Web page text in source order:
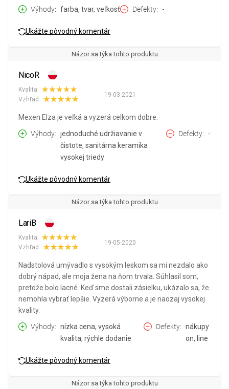
Výhody
farba, tvar, veľkosť Defekty -
Ukážte pôvodný komentár
Názor sa týka tohto produktu
NicoR
19-03-2021
Kvalita:
Vzhľad:
Mexen Elza je veľká a vyzerá celkom dobre.
Výhody
jednoduché udržiavanie v
čistote, sanitárna keramika
vysokej triedy
Defekty -
Ukážte pôvodný komentár
Názor sa týka tohto produktu
LariB
19-05-2020
Kvalita:
Vzhľad:
Nadstolová umývadlo s vysokým leskom sa mi nezdalo ako
dobrý nápad, ale moja žena na ňom trvala. Súhlasil som,
pretože bolo lacné. Keď sme dostali zásielku, ukázalo sa, že
nemohla vybrať lepšie. Vyzerá výborne a je naozaj vysokej
kvality.
Výhody
nízka cena, vysoká
kvalita, rýchle dodanie
Defekty
nákupy
on, line
Ukážte pôvodný komentár
Názor sa týka tohto produktu